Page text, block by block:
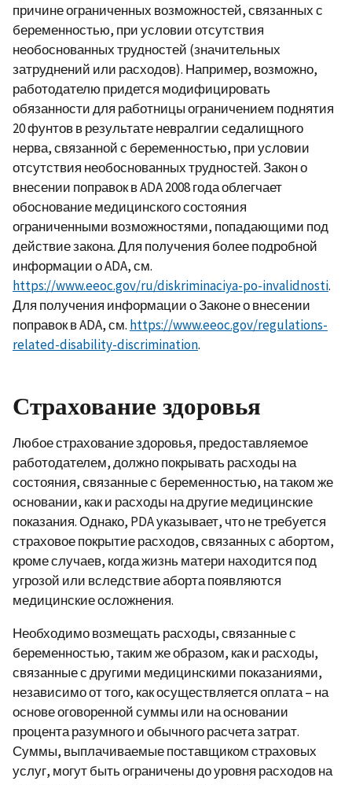
причине ограниченных возможностей, связанных с
беременностью, при условии отсутствия
необоснованных трудностей (значительных
затруднений или расходов). Например, возможно,
работодателю придется модифицировать
обязанности для работницы ограничением поднятия
20 фунтов в результате невралгии седалищного
нерва, связанной с беременностью, при условии
отсутствия необоснованных трудностей. Закон о
внесении поправок в ADA 2008 года облегчает
обоснование медицинского состояния
ограниченными возможностями, попадающими под
действие закона. Для получения более подробной
информации о ADA, см.
https://www.eeoc.gov/ru/diskriminaciya-po-invalidnosti.
Для получения информации о Законе о внесении
поправок в ADA, см. https://www.eeoc.gov/regulations-
related-disability-discrimination.
Страхование здоровья
Любое страхование здоровья, предоставляемое
работодателем, должно покрывать расходы на
состояния, связанные с беременностью, на таком же
основании, как и расходы на другие медицинские
показания. Однако, PDA указывает, что не требуется
страховое покрытие расходов, связанных с абортом,
кроме случаев, когда жизнь матери находится под
угрозой или вследствие аборта появляются
медицинские осложнения.
Необходимо возмещать расходы, связанные с
беременностью, таким же образом, как и расходы,
связанные с другими медицинскими показаниями,
независимо от того, как осуществляется оплата – на
основе оговоренной суммы или на основании
процента разумного и обычного расчета затрат.
Суммы, выплачиваемые поставщиком страховых
услуг, могут быть ограничены до уровня расходов на